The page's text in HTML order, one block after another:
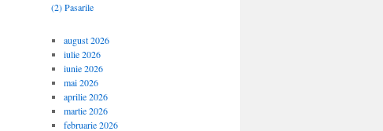
(2) Pasarile
august 2026
iulie 2026
iunie 2026
mai 2026
aprilie 2026
martie 2026
februarie 2026